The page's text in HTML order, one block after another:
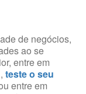
de negócios,
ao se
entre em
teste o seu
entre em